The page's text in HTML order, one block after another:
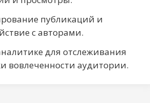
психологический
комфорт
пользователям, но и
защищают от
публикаций и
с авторами.
для отслеживания
вовлеченности аудитории.